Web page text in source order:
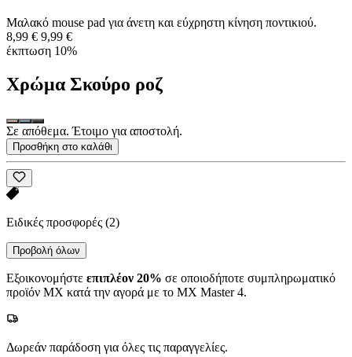
Μαλακό mouse pad για άνετη και εύχρηστη κίνηση ποντικιού.
8,99 € 9,99 €
έκπτωση 10%
Χρώμα Σκούρο ροζ
Σε απόθεμα. Έτοιμο για αποστολή.
Προσθήκη στο καλάθι
Ειδικές προσφορές (2)
Προβολή όλων
Εξοικονομήστε επιπλέον 20% σε οποιοδήποτε συμπληρωματικό
προϊόν MX κατά την αγορά με το MX Master 4.
Δωρεάν παράδοση για όλες τις παραγγελίες.